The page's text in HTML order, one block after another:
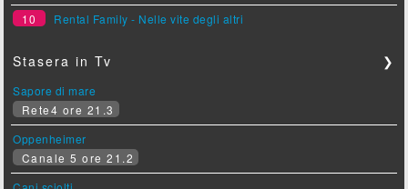
10
Rental Family - Nelle vite degli altri
Stasera in Tv ❯
Sapore di mare
Rete4 ore 21.3
Oppenheimer
Canale 5 ore 21.2